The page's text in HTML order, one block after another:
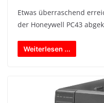
Etwas überraschend
der Honeywell PC43
Weiterlesen ...